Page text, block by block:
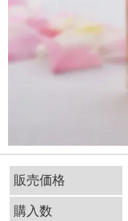
販売価格
購入数